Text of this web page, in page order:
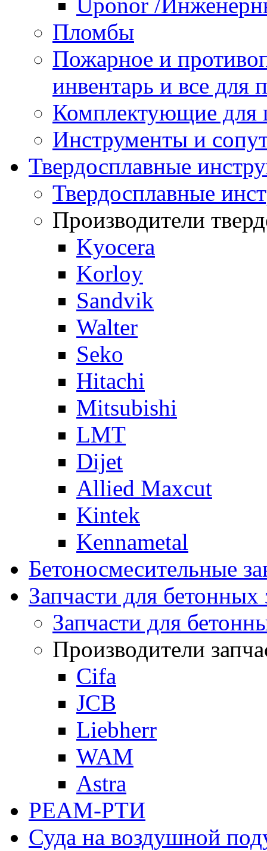
Uponor /
Пломбы
Пожарное и
инвентарь и все для
Комплектующие
Инструменты и
Твердосплавные
Твердосплавные
Производители
Kyocera
Korloy
Sandvik
Walter
Seko
Hitachi
Mitsubishi
LMT
Dijet
Allied Maxcut
Kintek
Kennametal
Бетоносмесительные
Запчасти для бетонных
Запчасти для
Производители
Cifa
JCB
Liebherr
WAM
Astra
РЕАМ-РТИ
Суда на воздушной